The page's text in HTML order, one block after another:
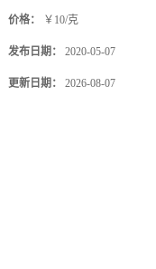
价格： ￥10/克
发布日期： 2020-05-07
更新日期： 2026-08-07